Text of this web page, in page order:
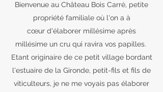
Bienvenue au Château Bois Carré, petite
propriété familiale où l'on a à
cœur d'élaborer millésime après
millésime un cru qui ravira vos papilles.
Etant originaire de ce petit village bordant
l'estuaire de la Gironde, petit-fils et fils de
viticulteurs, je ne me voyais pas élaborer